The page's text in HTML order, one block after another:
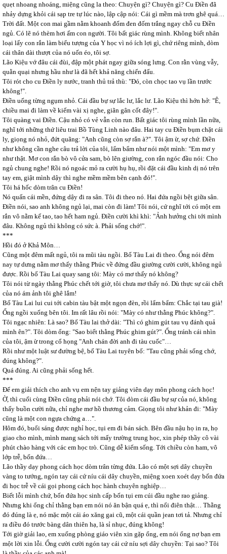
quẹt nhoang nhoáng, miệng cũng la theo: Chuyện gì? Chuyện gì? Cu Điền đã
nhảy dựng khỏi cái sạp tre tự lúc nào, lập cập nói: Cái gì mềm mà trơn ghê quá…
Trời đất. Một con mai gầm nằm khoanh đốm đen đốm trắng ngay chỗ cu Điền
ngủ. Có lẽ nó thèm hơi ấm con người. Tôi bất giác rùng mình. Không biết nhân
loại lấy con rắn làm biểu tượng của Y học vì nó ích lợi gì, chứ riêng mình, dòm
cái thân dài thượt của nó uốn éo, tôi sợ.
Lão Kiệu vớ đâu cái đùi, đập một phát ngay giữa sóng lưng. Con rằn vùng vẫy,
quằn quại nhưng hầu như là đã hết khả năng chiến đấu.
Tôi rót cho cu Điền ly nước, tranh thủ trả thù: "Đó, còn chọc tao vụ lần trước
không!".
Điền uống từng ngụm nhỏ. Cái đầu bự sự lắc lư, lắc lư. Lão Kiệu thì hớn hở: "Ê,
chiều mai đi làm về kiếm vài xị nghe, giãn gân cốt đây!".
Tôi quàng vai Điền. Cậu nhỏ có vẻ vẫn còn run. Bất giác tôi rùng mình lần nữa,
nghĩ tới những thứ liêu trai Bồ Tùng Linh nào đâu. Hai tay cu Điền bụm chặt cái
ly, giọng nó nhỏ, đứt quãng: "Anh cũng còn sợ rắn à?". Tôi ậm ừ, sợ chứ. Điền
như không cần nghe câu trả lời của tôi, lẩm bẩm như nói một mình: "Em mơ y
như thật. Mơ con rắn bò vô cửa sam, bò lên giường, con rắn ngóc đầu nói: Cho
ngủ chung nghe! Rồi nó ngoác mỏ ra cười hụ hụ, rồi đặt cái đầu kinh dị nó trên
tay em, giật mình dậy thì nghe mềm mềm bên cạnh đó!".
Tôi há hốc dòm trân cu Điền!
Nó quấn cái mền, đứng dậy đi ra sân. Tôi đi theo nó. Hai đứa ngồi bệt giữa sân.
Điền nói, sao anh không ngủ lại, mai còn đi làm! Tôi nói, cứ nghĩ tới có một em
rắn vô nằm kế tao, tao hết ham ngủ. Điền cười khì khì: "Ảnh hưởng chi tới mình
đâu. Không ngủ thì không có sức à. Phải sống chớ!".
***
Hồi đó ở Khả Môn…
Cũng một đêm mất ngủ, tôi ra mũi tàu ngồi. Bố Tàu Lai đi theo. Ổng nói đêm
nay tự dưng nằm mơ thấy thằng Phúc về đứng đầu giường cười cười, không ngủ
được. Rồi bố Tàu Lai quay sang tôi: Mày có mơ thấy nó không?
Tôi nói từ ngày thằng Phúc chết tới giờ, tôi chưa mơ thấy nó. Dù thực sự cái chết
của nó ám ảnh tôi ghê lắm!
Bố Tàu Lai lui cui tới cabin tàu bật một ngọn đèn, rồi lẩm bẩm: Chắc tại tau già!
Ổng ngồi xuống bên tôi. Im rất lâu rồi nói: "Mày có như thằng Phúc không?".
Tôi ngạc nhiên: Là sao? Bố Tàu lai thở dài: "Thì có ghim gút tau vụ đánh quả
mình ên?". Tôi dòm ổng: "Sao biết thằng Phúc ghim gút?". Ổng tránh cái nhìn
của tôi, ậm ừ trong cổ họng "Anh chán đời anh đi tàu cuốc"…
Rồi như một luật sư đường bệ, bố Tàu Lai tuyên bố: "Tau cũng phải sống chớ,
đúng không?".
Quá đúng. Ai cũng phải sống hết.
***
Để em giải thích cho anh vụ em nện tay giảng viên dạy môn phong cách học!
Ờ, thì cuối cùng Điền cũng phải nói chớ. Tôi dòm cái đầu bự sự của nó, không
thấy buồn cười nữa, chỉ nghe mơ hồ thương cảm. Giọng tôi như khản đi: "Mày
cũng là một con ngựa chứng a…".
Hôm đó, buổi sáng được nghỉ học, tụi em đi bán sách. Bên đầu nậu họ in ra, họ
giao cho mình, mình mang sách tới mấy trường trung học, xin phép thầy cô vài
phút chào hàng với các em học trò. Cũng dễ kiếm sống. Tới chiều còn ham, vô
lớp trễ, bốn đứa…
Lão thầy dạy phong cách học dòm trân từng đứa. Lão có một sợi dây chuyền
vàng to tướng, ngón tay cái cứ níu cái dây chuyền, miệng xoen xoét dạy bốn đứa
đi học trễ về cái gọi phong cách học hành chuyên nghiệp…
Biết lỗi mình chứ, bốn đứa học sinh cấp bốn tụi em cúi đầu nghe rao giảng.
Nhưng khi ổng chỉ thằng bạn em nói nó ăn bận quá ẹ, thì nổi điên thật… Thằng
đó đúng là ẹ, nó mặc một cái áo xăng gai cũ, một cái quần jean tơi tả. Nhưng chỉ
ra điều đó trước bàng dân thiên hạ, là sỉ nhục, đúng không!
Tới giờ giải lao, em xuống phòng giáo viên xin gặp ổng, em nói ổng nợ bạn em
một lời xin lỗi. Ổng cười cười ngón tay cái cứ níu sợi dây chuyền: Tại sao? Tôi